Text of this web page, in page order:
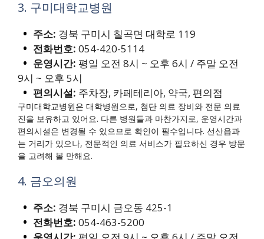
3. 구미대학교병원
주소: 경북 구미시 칠곡면 대학로 119
전화번호: 054-420-5114
운영시간: 평일 오전 8시 ~ 오후 6시 / 주말 오전
9시 ~ 오후 5시
편의시설: 주차장, 카페테리아, 약국, 편의점
구미대학교병원은 대학병원으로, 첨단 의료 장비와 전문 의료
진을 보유하고 있어요. 다른 병원들과 마찬가지로, 운영시간과
편의시설은 변경될 수 있으므로 확인이 필수입니다. 선산읍과
는 거리가 있으나, 전문적인 의료 서비스가 필요하신 경우 방문
을 고려해 볼 만해요.
4. 금오의원
주소: 경북 구미시 금오동 425-1
전화번호: 054-463-5200